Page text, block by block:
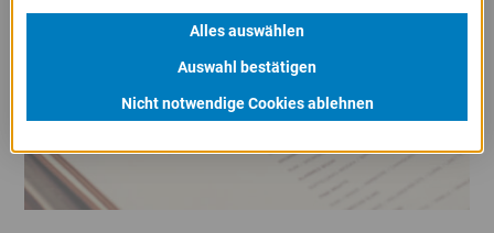
Alles auswählen
Auswahl bestätigen
Nicht notwendige Cookies ablehnen